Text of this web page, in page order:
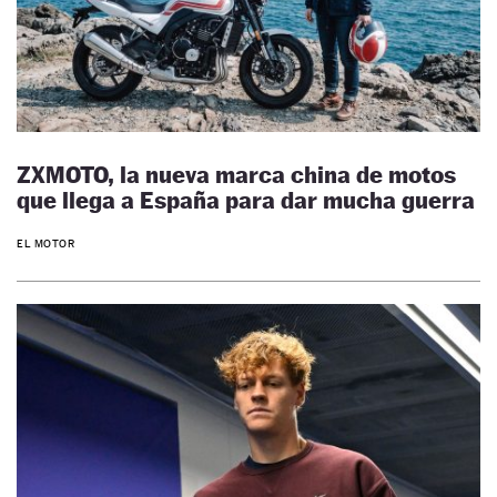
ZXMOTO, la nueva marca china de motos
que llega a España para dar mucha guerra
EL MOTOR